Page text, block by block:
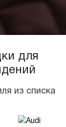
для
из списка